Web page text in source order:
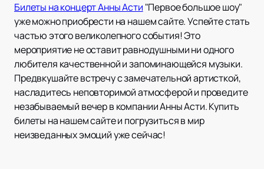
Билеты на концерт Анны Асти "Первое большое шоу"
уже можно приобрести на нашем сайте. Успейте стать
частью этого великолепного события! Это
мероприятие не оставит равнодушными ни одного
любителя качественной и запоминающейся музыки.
Предвкушайте встречу с замечательной артисткой,
насладитесь неповторимой атмосферой и проведите
незабываемый вечер в компании Анны Асти. Купить
билеты на нашем сайте и погрузиться в мир
неизведанных эмоций уже сейчас!